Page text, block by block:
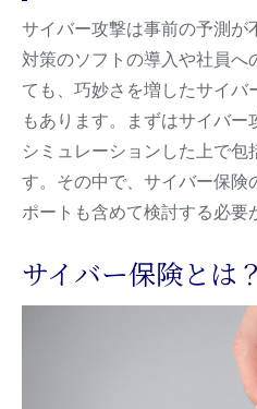
サイバー攻撃は事前の予測が
対策のソフトの導入や社員へ
ても、巧妙さを増したサイバ
もあります。まずはサイバー
シミュレーションした上で
す。その中で、サイバー保険
ポートも含めて検討する必要
サイバー保険とは？